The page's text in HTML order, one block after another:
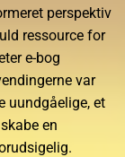
perspektiv
ressource for
e-bog
var
uundgåelige, et
en